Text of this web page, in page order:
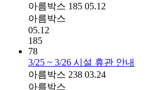
아름박스 185 05.12
아름박스
05.12
185
78
3/25 ~ 3/26 시설 휴관 안내
아름박스 238 03.24
아름박스